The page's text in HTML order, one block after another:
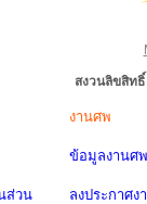
สงวนลิขสิท
ส่วน
งานศพ
ข้อมูลงานศพ
ลงประกาศง